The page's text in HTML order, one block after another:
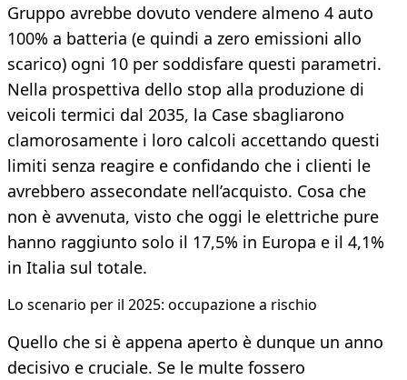
Gruppo avrebbe dovuto vendere almeno 4 auto
100% a batteria (e quindi a zero emissioni allo
scarico) ogni 10 per soddisfare questi parametri.
Nella prospettiva dello stop alla produzione di
veicoli termici dal 2035, la Case sbagliarono
clamorosamente i loro calcoli accettando questi
limiti senza reagire e confidando che i clienti le
avrebbero assecondate nell’acquisto. Cosa che
non è avvenuta, visto che oggi le elettriche pure
hanno raggiunto solo il 17,5% in Europa e il 4,1%
in Italia sul totale.
Lo scenario per il 2025: occupazione a rischio
Quello che si è appena aperto è dunque un anno
decisivo e cruciale. Se le multe fossero